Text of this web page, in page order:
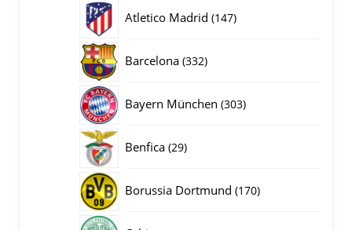
Atletico Madrid 147147
Barcelona 332332
Bayern München 303303
Benfica 2929
Borussia Dortmund 170170